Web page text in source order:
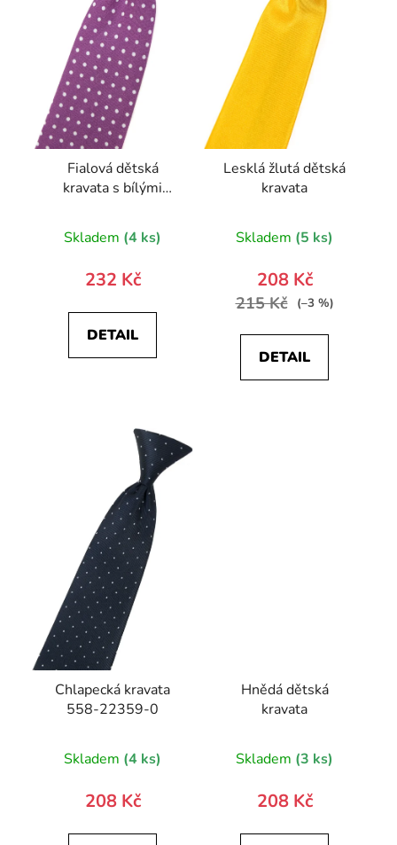
Fialová dětská
kravata s bílými
Skladem (4 ks)
232 Kč
DETAIL
Lesklá žlutá dětská
kravata
Skladem (5 ks)
208 Kč
215 Kč (–3 %)
DETAIL
Chlapecká kravata
558-22359-0
Skladem (4 ks)
208 Kč
Hnědá dětská
kravata
Skladem (3 ks)
208 Kč